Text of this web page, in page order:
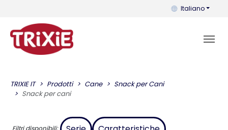
Puoi cambiare
Italiano
TRIXIE IT Prodotti Cane
Snack per Cani
Snack per cani
Filtri disponibili: